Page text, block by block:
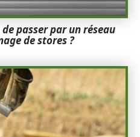
passer par un réseau
de stores ?